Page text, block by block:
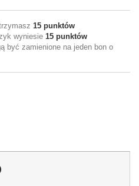
15 punktów
wyniesie 15 punktów
być zamienione na jeden bon o